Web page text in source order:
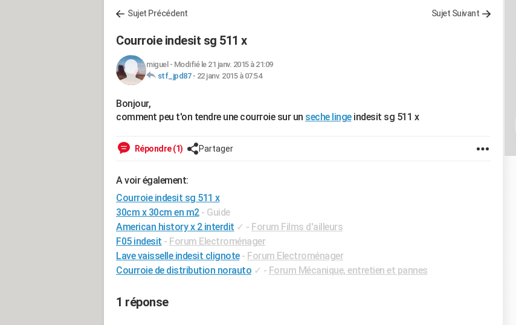
Sujet Précédent Sujet Suivant
Courroie indesit sg 511 x
miguel - Modifié le 21 janv. 2015 à 21:09
stf_jpd87- 22 janv. 2015 à 07:54
Bonjour,
comment peu t'on tendre une courroie sur un seche lingeindesit sg 511 x
Répondre (1) Partager
A voir également:
Courroie indesit sg 511 x
30cm x 30cm en m2 - Guide
American history x 2 interdit ✓ - Forum Films d'ailleurs
F05 indesit - Forum Electroménager
Lave vaisselle indesit clignote - Forum Electroménager
Courroie de distribution norauto ✓ - Forum Mécanique, entretien et pannes
1 réponse